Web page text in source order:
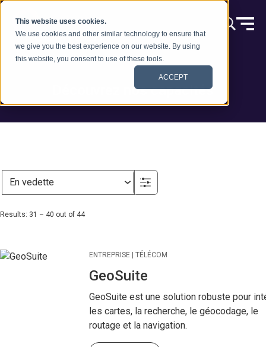
This website uses cookies.
We use cookies and other similar technology to ensure that
we give you the best experience on our website. By using
this website, you consent to use of these tools.
ACCEPT
Skip to content
Découvrez nos capacités
Results: 31 – 40 out of 44
ENTREPRISE | TÉLÉCOM
GeoSuite
GeoSuite est une solution robuste pour
les cartes, la recherche, le géocodage, le
routage et la navigation.